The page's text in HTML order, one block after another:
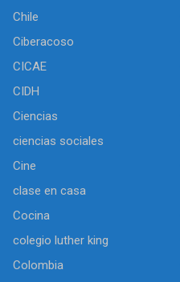
Chile
Ciberacoso
CICAE
CIDH
Ciencias
ciencias sociales
Cine
clase en casa
Cocina
colegio luther king
Colombia